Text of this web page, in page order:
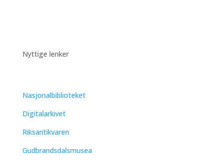
Nyttige lenker
Nasjonalbiblioteket
Digitalarkivet
Riksantikvaren
Gudbrandsdalsmusea